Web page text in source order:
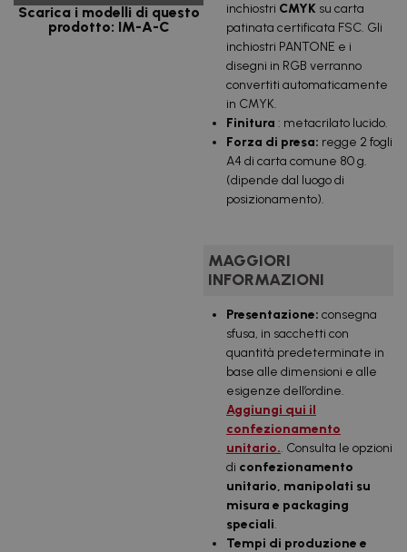
Scarica i modelli di questo
prodotto: IM-A-C
inchiostri CMYK su carta
patinata certificata FSC. Gli
inchiostri PANTONE e i
disegni in RGB verranno
convertiti automaticamente
in CMYK.
Finitura : metacrilato lucido.
Forza di presa: regge 2 fogli
A4 di carta comune 80 g.
(dipende dal luogo di
posizionamento).
MAGGIORI
INFORMAZIONI
Presentazione: consegna
sfusa, in sacchetti con
quantità predeterminate in
base alle dimensioni e alle
esigenze dell’ordine.
Aggiungi qui il
confezionamento
unitario.. Consulta le opzioni
di confezionamento
unitario, manipolati su
misura e packaging
speciali.
Tempi di produzione e